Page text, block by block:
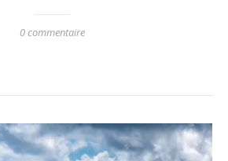
0 commentaire